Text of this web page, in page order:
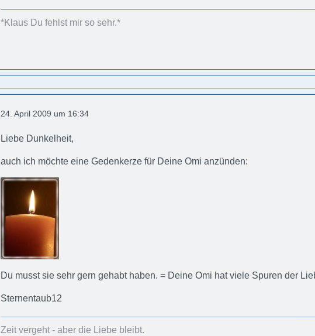
*Klaus Du fehlst mir so sehr.*
24. April 2009 um 16:34
Liebe Dunkelheit,
auch ich möchte eine Gedenkerze für Deine Omi anzünden:
Du musst sie sehr gern gehabt haben. = Deine Omi hat viele Spuren der
Sternentaub12
Zeit vergeht - aber die Liebe bleibt.